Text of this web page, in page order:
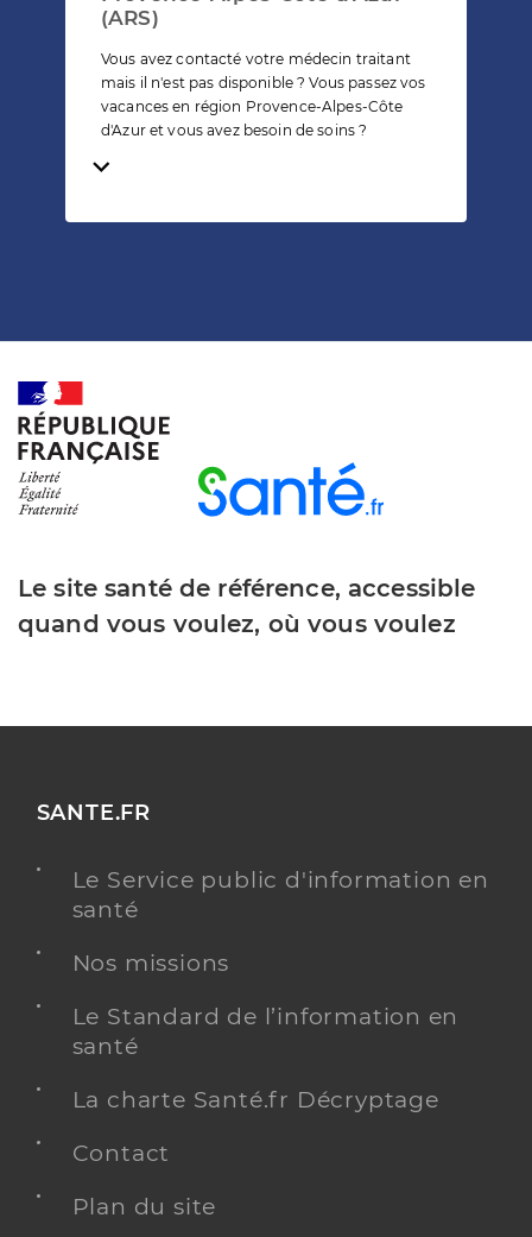
(ARS)
Vous avez contacté votre médecin traitant
mais il n'est pas disponible ? Vous passez vos
vacances en région Provence-Alpes-Côte
d'Azur et vous avez besoin de soins ?
Temps de lecture
Le site santé de référence, accessible
quand vous voulez, où vous voulez
SANTE.FR
Le Service public d'information en
santé
Nos missions
Le Standard de l’information en
santé
La charte Santé.fr Décryptage
Contact
Plan du site